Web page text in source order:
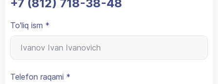
+7 (812) 718-38-48
To'liq ism *
Telefon raqami *